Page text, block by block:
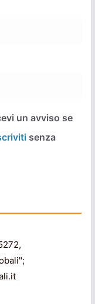
un avviso se
senza